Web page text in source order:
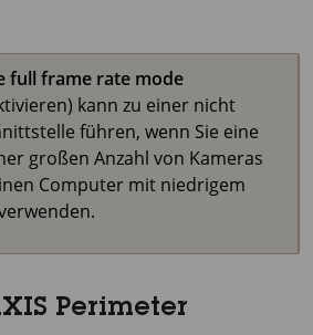
full frame rate mode
kann zu einer nicht
führen, wenn Sie eine
großen Anzahl von Kameras
Computer mit niedrigem
Perimeter